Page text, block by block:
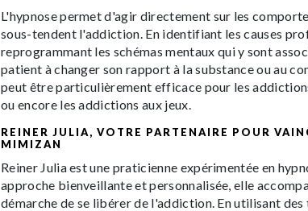
L'hypnose permet d'agir directement sur les
sous-tendent l'addiction. En identifiant les causes
reprogrammant les schémas mentaux qui y sont
patient à changer son rapport à la substance ou au
peut être particulièrement efficace pour les
ou encore les addictions aux jeux.
REINER JULIA, VOTRE PARTENAIRE POUR
MIMIZAN
Reiner Julia est une praticienne expérimentée en
approche bienveillante et personnalisée, elle
démarche de se libérer de l'addiction. En utilisant